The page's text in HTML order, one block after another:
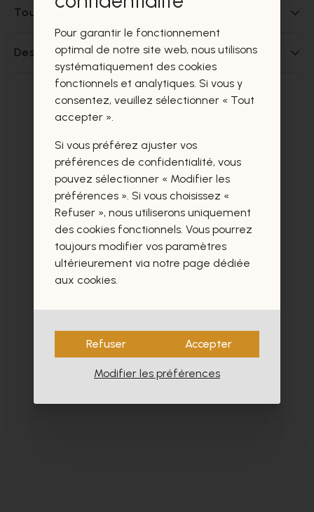
Tout sur ce produit
Des questions sur ce produit?
Ces produits vous intéresseront
certainement aussi.
Pour garantir le fonctionnement
optimal de notre site web, nous utilisons
systématiquement des cookies
fonctionnels et analytiques. Si vous y
consentez, veuillez sélectionner « Tout
accepter ».
Si vous préférez ajuster vos
préférences de confidentialité, vous
pouvez sélectionner « Modifier les
préférences ». Si vous choisissez «
Refuser », nous utiliserons uniquement
des cookies fonctionnels. Vous pourrez
toujours modifier vos paramètres
ultérieurement via notre page dédiée
aux cookies.
Refuser Accepter
Modifier les préférences